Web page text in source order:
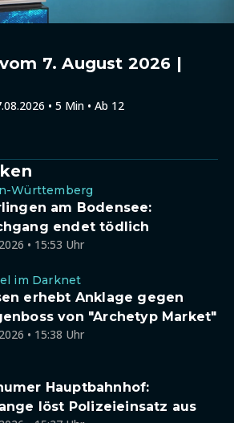
7. August 2026 |
• 5 Min • Ab 12
Württemberg
am Bodensee:
endet tödlich
• 15:53 Uhr
im Darknet
erhebt Anklage gegen
von "Archetyp Market"
• 15:38 Uhr
Hauptbahnhof:
löst Polizeieinsatz aus